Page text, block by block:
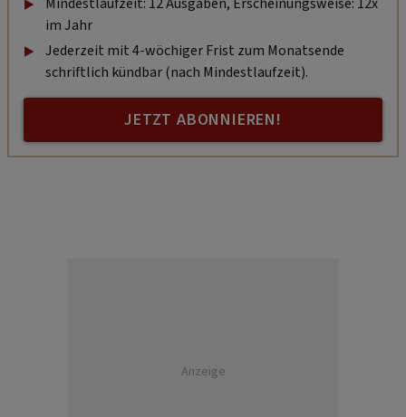
im Jahr
Jederzeit mit 4-wöchiger Frist zum Monatsende
schriftlich kündbar (nach Mindestlaufzeit).
JETZT ABONNIEREN!
Anzeige